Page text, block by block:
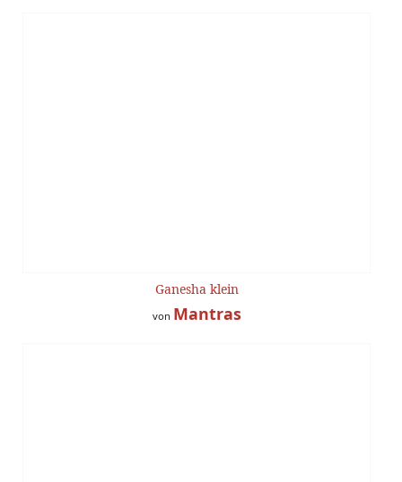
Ganesha klein
von Mantras